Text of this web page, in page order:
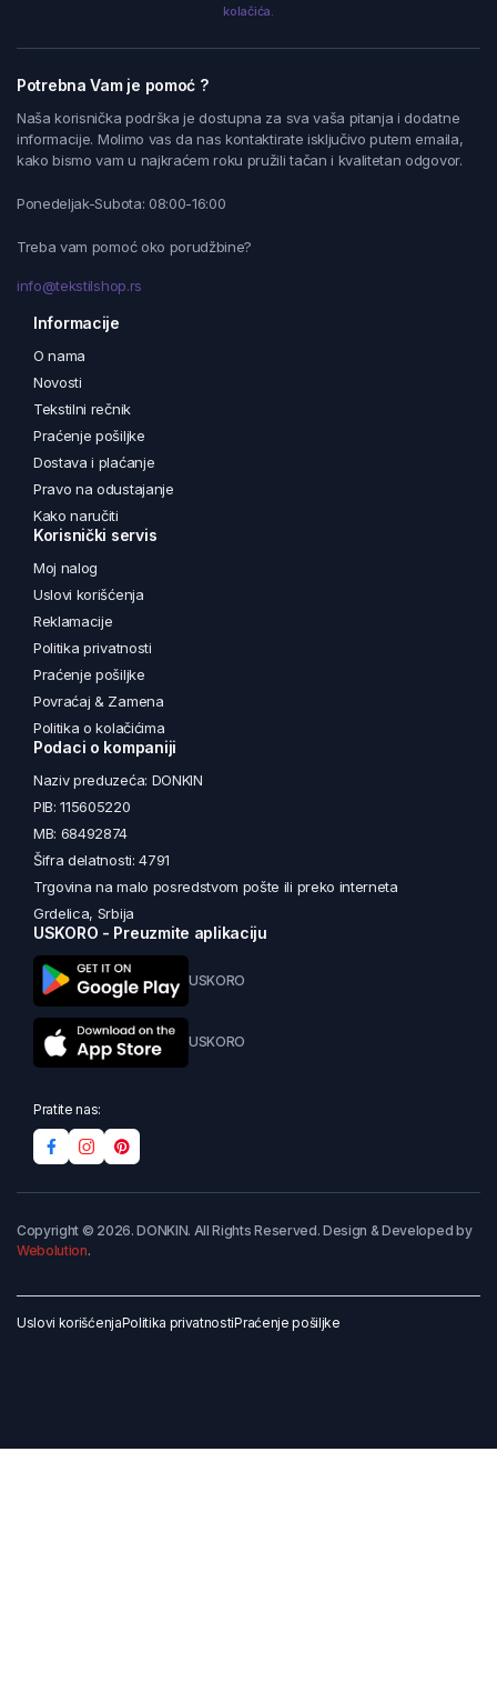
kolačića.
Potrebna Vam je pomoć ?
Naša korisnička podrška je dostupna za sva vaša pitanja i dodatne
informacije. Molimo vas da nas kontaktirate isključivo putem emaila,
kako bismo vam u najkraćem roku pružili tačan i kvalitetan odgovor.
Ponedeljak-Subota: 08:00-16:00
Treba vam pomoć oko porudžbine?
info@tekstilshop.rs
Informacije
O nama
Novosti
Tekstilni rečnik
Praćenje pošiljke
Dostava i plaćanje
Pravo na odustajanje
Kako naručiti
Korisnički servis
Moj nalog
Uslovi korišćenja
Reklamacije
Politika privatnosti
Praćenje pošiljke
Povraćaj & Zamena
Politika o kolačićima
Podaci o kompaniji
Naziv preduzeća: DONKIN
PIB: 115605220
MB: 68492874
Šifra delatnosti: 4791
Trgovina na malo posredstvom pošte ili preko interneta
Grdelica, Srbija
USKORO - Preuzmite aplikaciju
USKORO
USKORO
Pratite nas:
Copyright © 2026. DONKIN. All Rights Reserved. Design & Developed by
Webolution.
Uslovi korišćenjaPolitika privatnostiPraćenje pošiljke